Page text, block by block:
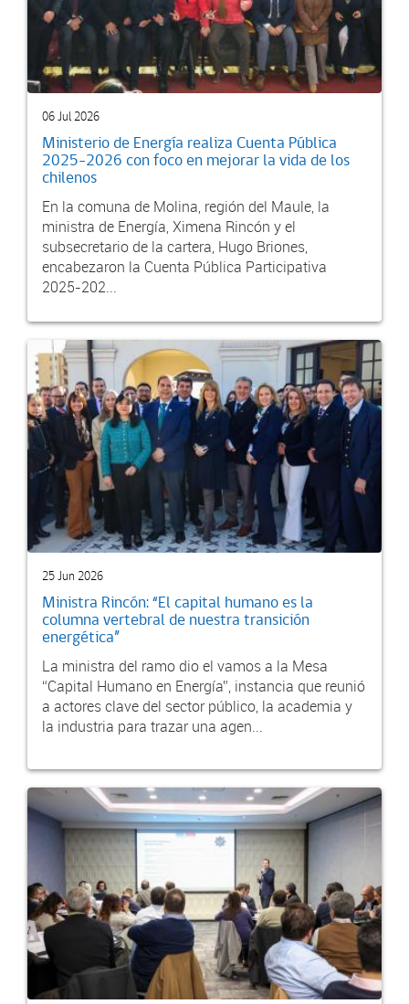
06 Jul 2026
Ministerio de Energía realiza Cuenta Pública
2025-2026 con foco en mejorar la vida de los
chilenos
En la comuna de Molina, región del Maule, la
ministra de Energía, Ximena Rincón y el
subsecretario de la cartera, Hugo Briones,
encabezaron la Cuenta Pública Participativa
2025-202...
25 Jun 2026
Ministra Rincón: “El capital humano es la
columna vertebral de nuestra transición
energética”
La ministra del ramo dio el vamos a la Mesa
“Capital Humano en Energía”, instancia que reunió
a actores clave del sector público, la academia y
la industria para trazar una agen...